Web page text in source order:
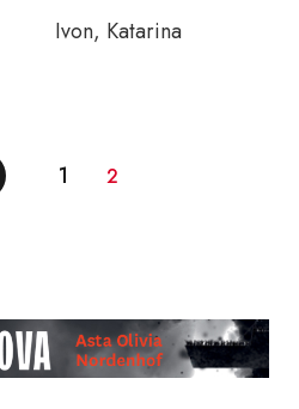
Ivon, Katarina
1 2